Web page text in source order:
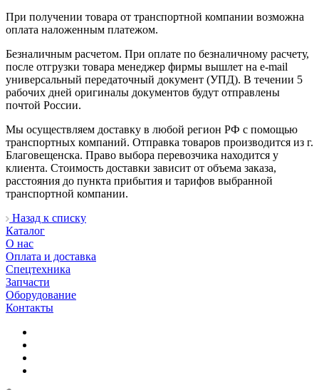
При получении товара от транспортной компании возможна
оплата наложенным платежом.
Безналичным расчетом. При оплате по безналичному расчету,
после отгрузки товара менеджер фирмы вышлет на e-mail
универсальный передаточный документ (УПД). В течении 5
рабочих дней оригиналы документов будут отправлены
почтой России.
Мы осуществляем доставку в любой регион РФ с помощью
транспортных компаний. Отправка товаров производится из г.
Благовещенска. Право выбора перевозчика находится у
клиента. Стоимость доставки зависит от объема заказа,
расстояния до пункта прибытия и тарифов выбранной
транспортной компании.
Назад к списку
Каталог
О нас
Оплата и доставка
Спецтехника
Запчасти
Оборудование
Контакты